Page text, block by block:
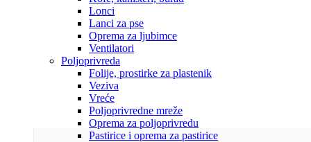
Lonci
Lanci za pse
Oprema za ljubimce
Ventilatori
Poljoprivreda
Folije, prostirke za plastenik
Veziva
Vreće
Poljoprivredne mreže
Oprema za poljoprivredu
Pastirice i oprema za pastirice